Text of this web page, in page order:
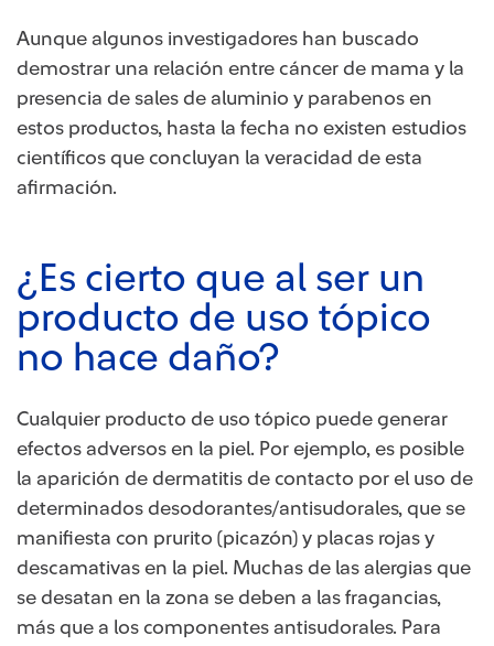
Aunque algunos investigadores han buscado
demostrar una relación entre cáncer de mama y la
presencia de sales de aluminio y parabenos en
estos productos, hasta la fecha no existen estudios
científicos que concluyan la veracidad de esta
afirmación.
¿Es cierto que al ser un
producto de uso tópico
no hace daño?
Cualquier producto de uso tópico puede generar
efectos adversos en la piel. Por ejemplo, es posible
la aparición de dermatitis de contacto por el uso de
determinados desodorantes/antisudorales, que se
manifiesta con prurito (picazón) y placas rojas y
descamativas en la piel. Muchas de las alergias que
se desatan en la zona se deben a las fragancias,
más que a los componentes antisudorales. Para